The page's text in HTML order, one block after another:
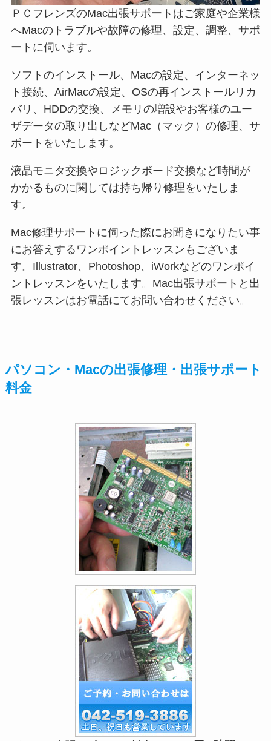
ＰＣフレンズのMac出張サポートはご家庭や企業様
へMacのトラブルや故障の修理、設定、調整、サポ
ートに伺います。
ソフトのインストール、Macの設定、インターネッ
ト接続、AirMacの設定、OSの再インストールリカ
バリ、HDDの交換、メモリの増設やお客様のユー
ザデータの取り出しなどMac（マック）の修理、サ
ポートをいたします。
液晶モニタ交換やロジックボード交換など時間が
かかるものに関しては持ち帰り修理をいたしま
す。
Mac修理サポートに伺った際にお聞きになりたい事
にお答えするワンポイントレッスンもございま
す。Illustrator、Photoshop、iWorkなどのワンポイ
ントレッスンをいたします。Mac出張サポートと出
張レッスンはお電話にてお問い合わせください。
パソコン・Macの出張修理・出張サポート
料金